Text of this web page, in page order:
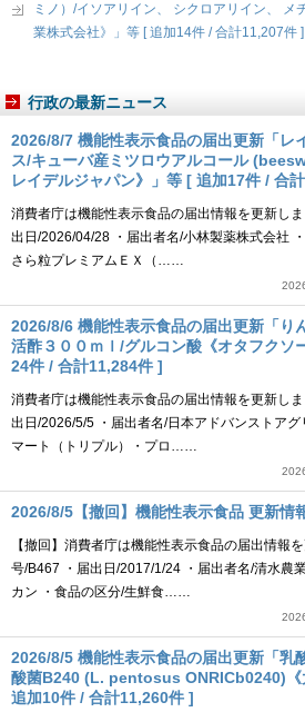
ミノ）/イソアリイン、 シクロアリイン、 メ
業株式会社》」等 [ 追加14件 / 合計11,207件 ]
行政の最新ニュース
2026/8/7 機能性表示食品の届出更新「
ス/キューバ産ミツロウアルコール
レイデルジャパン》」等 [ 追加17件 / 合
消費者庁は機能性表示食品の届出情報を更新し
出日/2026/04/28 ・届出者名/小林製薬株式会社
さら粒プレミアムＥＸ（……
2026/8/6 機能性表示食品の届出更新「り
活酢３００ｍｌ/グルコン酸《オタフクソ
24件 / 合計11,284件 ]
消費者庁は機能性表示食品の届出情報を更新し
出日/2026/5/5 ・届出者名/日本アドバンストア
マート（トリプル）・プロ……
2026/8/5【撤回】機能性表示食品 更新情
【撤回】消費者庁は機能性表示食品の届出情報
号/B467 ・届出日/2017/1/24 ・届出者名/清水農
カン ・食品の区分/生鮮食……
2026/8/5 機能性表示食品の届出更新「乳
酸菌B240 (L. pentosus ONRICb0240)《
追加10件 / 合計11,260件 ]